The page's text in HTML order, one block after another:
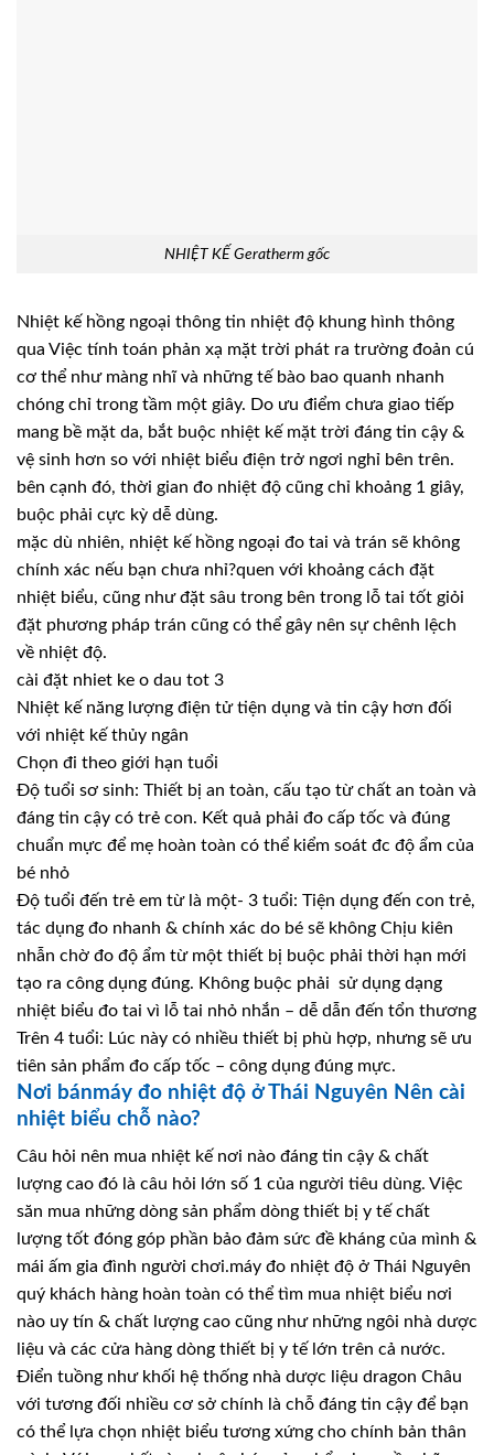
NHIỆT KẾ Geratherm gốc
Nhiệt kế hồng ngoại thông tin nhiệt độ khung hình thông
qua Việc tính toán phản xạ mặt trời phát ra trường đoản cú
cơ thể như màng nhĩ và những tế bào bao quanh nhanh
chóng chỉ trong tầm một giây. Do ưu điểm chưa giao tiếp
mang bề mặt da, bắt buộc nhiệt kế mặt trời đáng tin cậy &
vệ sinh hơn so với nhiệt biểu điện trở ngơi nghỉ bên trên.
bên cạnh đó, thời gian đo nhiệt độ cũng chỉ khoảng 1 giây,
buộc phải cực kỳ dễ dùng.
mặc dù nhiên, nhiệt kế hồng ngoại đo tai và trán sẽ không
chính xác nếu bạn chưa nhỉ?quen với khoảng cách đặt
nhiệt biểu, cũng như đặt sâu trong bên trong lỗ tai tốt giỏi
đặt phương pháp trán cũng có thể gây nên sự chênh lệch
về nhiệt độ.
cài đặt nhiet ke o dau tot 3
Nhiệt kế năng lượng điện tử tiện dụng và tin cậy hơn đối
với nhiệt kế thủy ngân
Chọn đi theo giới hạn tuổi
Độ tuổi sơ sinh: Thiết bị an toàn, cấu tạo từ chất an toàn và
đáng tin cậy có trẻ con. Kết quả phải đo cấp tốc và đúng
chuẩn mực để mẹ hoàn toàn có thể kiểm soát đc độ ẩm của
bé nhỏ
Độ tuổi đến trẻ em từ là một- 3 tuổi: Tiện dụng đến con trẻ,
tác dụng đo nhanh & chính xác do bé sẽ không Chịu kiên
nhẫn chờ đo độ ẩm từ một thiết bị buộc phải thời hạn mới
tạo ra công dụng đúng. Không buộc phải sử dụng dạng
nhiệt biểu đo tai vì lỗ tai nhỏ nhắn – dễ dẫn đến tổn thương
Trên 4 tuổi: Lúc này có nhiều thiết bị phù hợp, nhưng sẽ ưu
tiên sản phẩm đo cấp tốc – công dụng đúng mực.
Nơi bánmáy đo nhiệt độ ở Thái Nguyên Nên cài
nhiệt biểu chỗ nào?
Câu hỏi nên mua nhiệt kế nơi nào đáng tin cậy & chất
lượng cao đó là câu hỏi lớn số 1 của người tiêu dùng. Việc
săn mua những dòng sản phẩm dòng thiết bị y tế chất
lượng tốt đóng góp phần bảo đảm sức đề kháng của mình &
mái ấm gia đình người chơi.máy đo nhiệt độ ở Thái Nguyên
quý khách hàng hoàn toàn có thể tìm mua nhiệt biểu nơi
nào uy tín & chất lượng cao cũng như những ngôi nhà dược
liệu và các cửa hàng dòng thiết bị y tế lớn trên cả nước.
Điển tuồng như khối hệ thống nhà dược liệu dragon Châu
với tương đối nhiều cơ sở chính là chỗ đáng tin cậy để bạn
có thể lựa chọn nhiệt biểu tương xứng cho chính bản thân